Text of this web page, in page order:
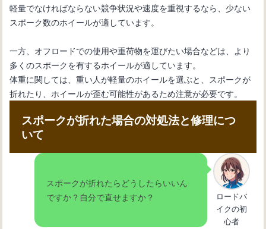
軽量でなければならない競争状況や速度を重視するなら、少ない
スポーク数のホイールが適しています。
一方、オフロードでの使用や重荷物を運びたい場合などは、より
多くのスポークを有するホイールが適しています。
体重に関しては、重い人が軽量のホイールを選ぶと、スポークが
折れたり、ホイールが歪む可能性があるため注意が必要です。
スポークが折れた場合の対処法と修理につ
いて
スポークが折れたらどうしたらいいん
ですか？自分で直せますか？
ロードバ
イクの初
心者